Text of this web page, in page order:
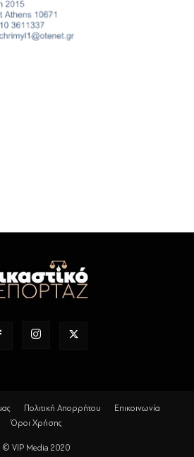
Πολιτική Απορρήτου
Επικοινωνία
Όροι Χρήσης
© VIP Media 2020